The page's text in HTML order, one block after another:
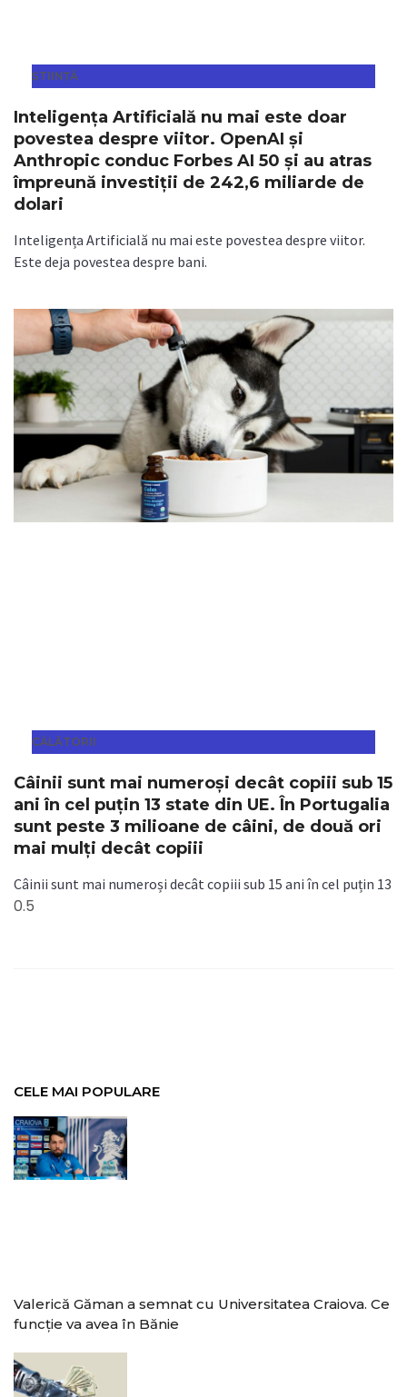
ȘTIINȚĂ
Inteligența Artificială nu mai este doar
povestea despre viitor. OpenAI și
Anthropic conduc Forbes AI 50 și au atras
împreună investiții de 242,6 miliarde de
dolari
Inteligența Artificială nu mai este povestea despre viitor.
Este deja povestea despre bani.
CĂLĂTORII
Câinii sunt mai numeroși decât copiii sub 15
ani în cel puțin 13 state din UE. În Portugalia
sunt peste 3 milioane de câini, de două ori
mai mulți decât copiii
Câinii sunt mai numeroși decât copiii sub 15 ani în cel puțin 13
CELE MAI POPULARE
Valerică Găman a semnat cu Universitatea Craiova. Ce
funcție va avea în Bănie